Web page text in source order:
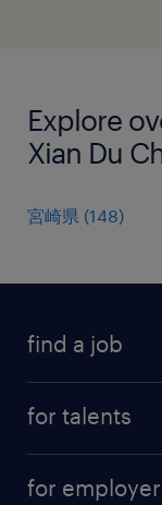
Explore
Xian Du
宮崎県 (148)
find a job
for talents
for